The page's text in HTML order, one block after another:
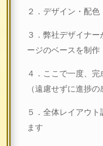
２．デザイン・配
３．弊社デザイナ
ージのベースを制作
４．ここで一度、
（遠慮せずに進捗
５．全体レイアウ
ます